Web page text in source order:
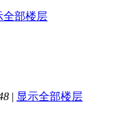
全部楼层
| 显示全部楼层